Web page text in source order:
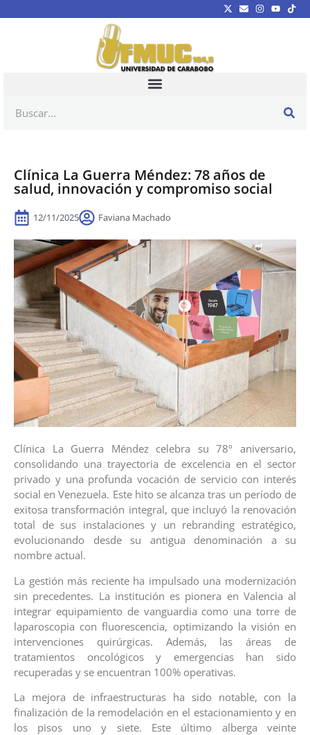
Clínica La Guerra Méndez: 78 años de
salud, innovación y compromiso social
12/11/2025 Faviana Machado
Clínica La Guerra Méndez celebra su 78º aniversario,
consolidando una trayectoria de excelencia en el sector
privado y una profunda vocación de servicio con interés
social en Venezuela. Este hito se alcanza tras un período de
exitosa transformación integral, que incluyó la renovación
total de sus instalaciones y un rebranding estratégico,
evolucionando desde su antigua denominación a su
nombre actual.
La gestión más reciente ha impulsado una modernización
sin precedentes. La institución es pionera en Valencia al
integrar equipamiento de vanguardia como una torre de
laparoscopia con fluorescencia, optimizando la visión en
intervenciones quirúrgicas. Además, las áreas de
tratamientos oncológicos y emergencias han sido
recuperadas y se encuentran 100% operativas.
La mejora de infraestructuras ha sido notable, con la
finalización de la remodelación en el estacionamiento y en
los pisos uno y siete. Este último alberga veinte